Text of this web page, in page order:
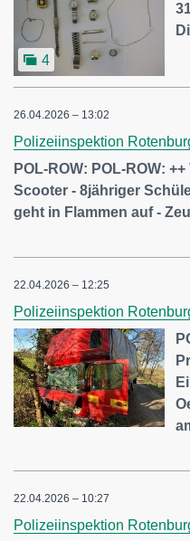
4
26.04.2026 – 13:02
Polizeiinspektion
POL-ROW: POL-ROW:
Scooter - 8jähriger
geht in Flammen auf -
22.04.2026 – 12:25
Polizeiinspektion
22.04.2026 – 10:27
Polizeiinspektion